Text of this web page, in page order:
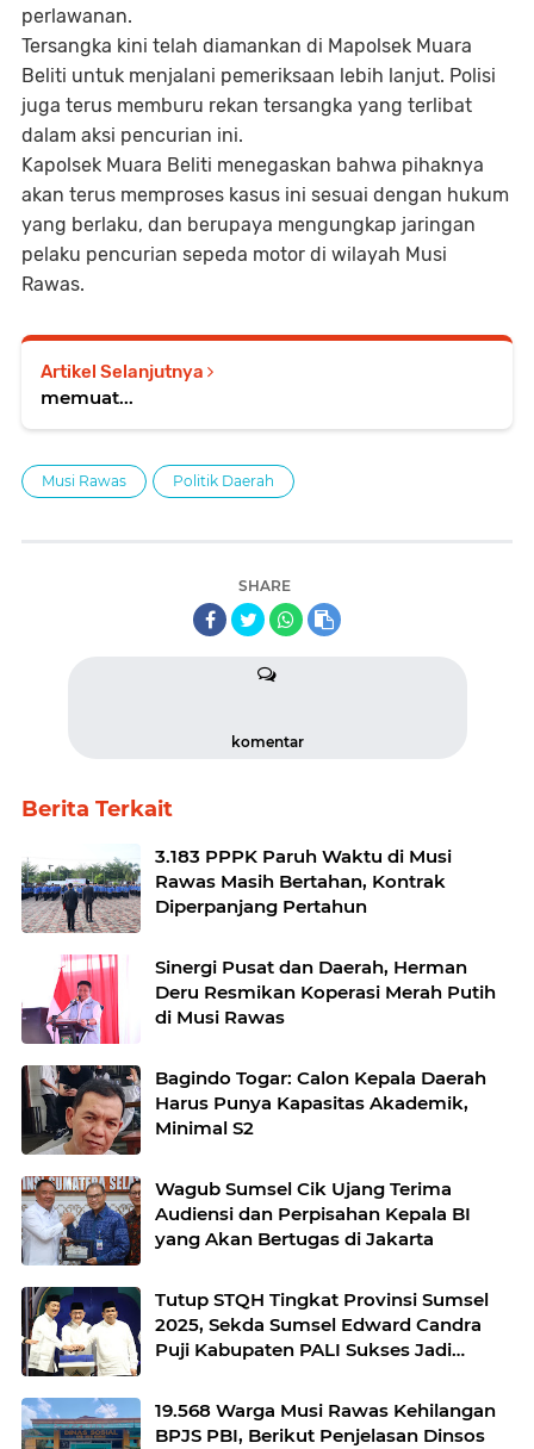
perlawanan.
Tersangka kini telah diamankan di Mapolsek Muara
Beliti untuk menjalani pemeriksaan lebih lanjut. Polisi
juga terus memburu rekan tersangka yang terlibat
dalam aksi pencurian ini.
Kapolsek Muara Beliti menegaskan bahwa pihaknya
akan terus memproses kasus ini sesuai dengan hukum
yang berlaku, dan berupaya mengungkap jaringan
pelaku pencurian sepeda motor di wilayah Musi
Rawas.
Artikel Selanjutnya
memuat...
Musi Rawas Politik Daerah
SHARE
komentar
Berita Terkait
3.183 PPPK Paruh Waktu di Musi
Rawas Masih Bertahan, Kontrak
Diperpanjang Pertahun
Sinergi Pusat dan Daerah, Herman
Deru Resmikan Koperasi Merah Putih
di Musi Rawas
Bagindo Togar: Calon Kepala Daerah
Harus Punya Kapasitas Akademik,
Minimal S2
Wagub Sumsel Cik Ujang Terima
Audiensi dan Perpisahan Kepala BI
yang Akan Bertugas di Jakarta
Tutup STQH Tingkat Provinsi Sumsel
2025, Sekda Sumsel Edward Candra
Puji Kabupaten PALI Sukses Jadi
19.568 Warga Musi Rawas Kehilangan
BPJS PBI, Berikut Penjelasan Dinsos